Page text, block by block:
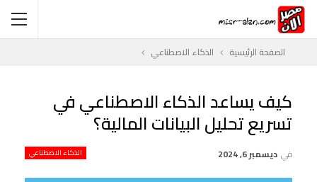
الصفحة الرئيسية الذكاء الاصطناعي
كيف يساعد الذكاء الاصطناعي في
تسريع تحليل البيانات المالية؟
الذكاء الاصطناعي في ديسمبر 6, 2024